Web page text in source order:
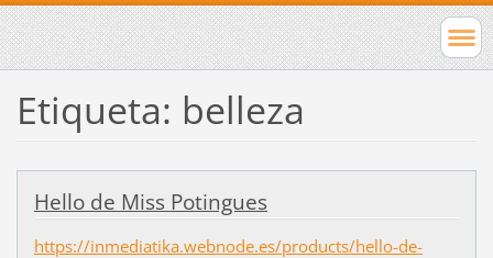
Etiqueta: belleza
Hello de Miss Potingues
https://inmediatika.webnode.es/products/hello-de-